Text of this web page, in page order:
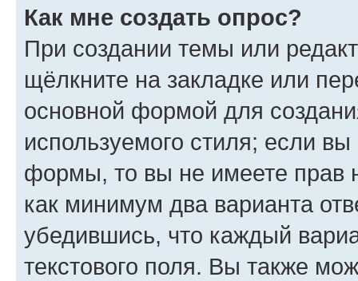
Как мне создать опрос?
При создании темы или
щёлкните на закладке или
основной формой для
используемого стиля; если
формы, то вы не имеете прав
как минимум два варианта
убедившись, что каждый
текстового поля. Вы также